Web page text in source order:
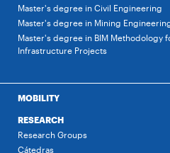
Master's degree in Civil Engineering
Master's degree in Mining
Master's degree in BIM Methodology
Infrastructure Projects
MOBILITY
RESEARCH
Research Groups
Cátedras